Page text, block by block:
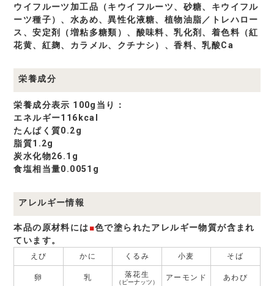
ウイフルーツ加工品（キウイフルーツ、砂糖、キウイフル
ーツ種子）、水あめ、異性化液糖、植物油脂／トレハロー
ス、安定剤（増粘多糖類）、酸味料、乳化剤、着色料（紅
花黄、紅麹、カラメル、クチナシ）、香料、乳酸Ca
栄養成分
栄養成分表示 100g当り：
エネルギー116kcal
たんぱく質0.2g
脂質1.2g
炭水化物26.1g
食塩相当量0.0051g
アレルギー情報
本品の原材料には■色で塗られたアレルギー物質が含まれ
ています。
えび かに くるみ 小麦 そば
卵 乳 落花生
（ピーナッツ） アーモンド あわび